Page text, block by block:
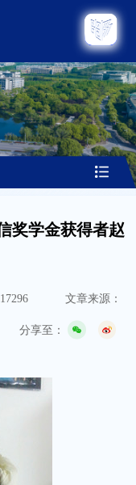
奖学金获得者赵
17296
文章来源：
分享至：